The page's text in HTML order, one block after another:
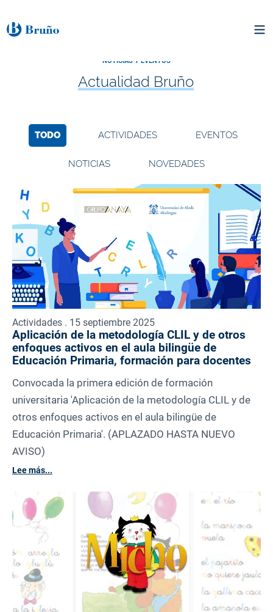
NOTICIAS Y EVENTOS
Actualidad Bruño
TODO ACTIVIDADES EVENTOS
NOTICIAS NOVEDADES
Actividades . 15 septiembre 2025
Aplicación de la metodología CLIL y de otros
enfoques activos en el aula bilingüe de
Educación Primaria, formación para docentes
Convocada la primera edición de formación
universitaria 'Aplicación de la metodología CLIL y de
otros enfoques activos en el aula bilingüe de
Educación Primaria'. (APLAZADO HASTA NUEVO
AVISO)
Lee más...